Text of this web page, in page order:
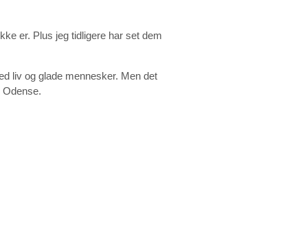
er. Plus jeg tidligere har set dem
liv og glade mennesker. Men det